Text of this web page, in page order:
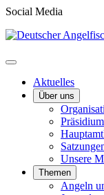
Social Media
Aktuelles
Über uns
Präsidium
Unsere
Themen
Angeln